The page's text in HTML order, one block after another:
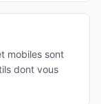
mobiles sont
dont vous